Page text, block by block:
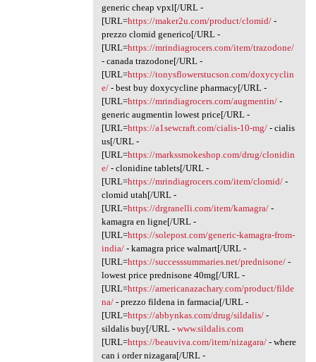
generic cheap vpxl[/URL -
[URL=https://maker2u.com/product/clomid/-
prezzo clomid generico[/URL -
[URL=https://mrindiagrocers.com/item/trazodone/
- canada trazodone[/URL -
[URL=https://tonysflowerstucson.com/doxycyclin
e/- best buy doxycycline pharmacy[/URL -
[URL=https://mrindiagrocers.com/augmentin/-
generic augmentin lowest price[/URL -
[URL=https://a1sewcraft.com/cialis-10-mg/- cialis
us[/URL -
[URL=https://markssmokeshop.com/drug/clonidin
e/- clonidine tablets[/URL -
[URL=https://mrindiagrocers.com/item/clomid/-
clomid utah[/URL -
[URL=https://drgranelli.com/item/kamagra/-
kamagra en ligne[/URL -
[URL=https://solepost.com/generic-kamagra-from-
india/- kamagra price walmart[/URL -
[URL=https://successsummaries.net/prednisone/-
lowest price prednisone 40mg[/URL -
[URL=https://americanazachary.com/product/filde
na/- prezzo fildena in farmacia[/URL -
[URL=https://abbynkas.com/drug/sildalis/-
sildalis buy[/URL - www.sildalis.com
[URL=https://beauviva.com/item/nizagara/- where
can i order nizagara[/URL -